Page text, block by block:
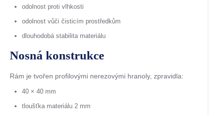
odolnost proti vlhkosti
odolnost vůči čisticím prostředkům
dlouhodobá stabilita materiálu
Nosná konstrukce
Rám je tvořen profilovými nerezovými hranoly, zpravidla:
40 × 40 mm
tloušťka materiálu 2 mm